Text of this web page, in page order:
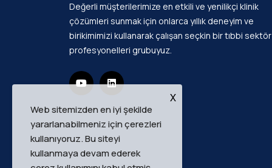
Değerli müşterilerimize en etkili ve yenilikçi klinik
çözümleri sunmak için onlarca yıllık deneyim ve
birikimimizi kullanarak çalışan seçkin bir tıbbi sektör
profesyonelleri grubuyuz.
Web sitemizden en iyi şekilde
yararlanabilmeniz için çerezleri
kullanıyoruz. Bu siteyi
kullanmaya devam ederek
X